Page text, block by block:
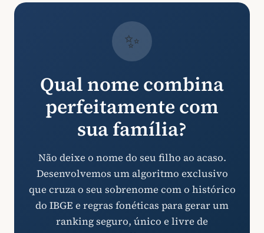
✨
Qual nome combina
perfeitamente com
sua família?
Não deixe o nome do seu filho ao acaso.
Desenvolvemos um algoritmo exclusivo
que cruza o seu sobrenome com o histórico
do IBGE e regras fonéticas para gerar um
ranking seguro, único e livre de